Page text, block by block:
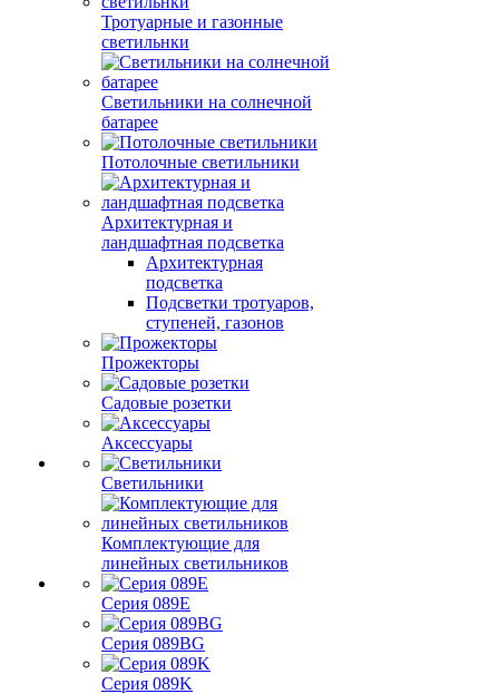
Тротуарные и газонные
светильнки
Светильники на солнечной
батарее
Потолочные светильники
Архитектурная и
ландшафтная подсветка
Архитектурная
подсветка
Подсветки тротуаров,
ступеней, газонов
Прожекторы
Садовые розетки
Аксессуары
Светильники
Комплектующие для
линейных светильников
Серия 089E
Серия 089BG
Серия 089K